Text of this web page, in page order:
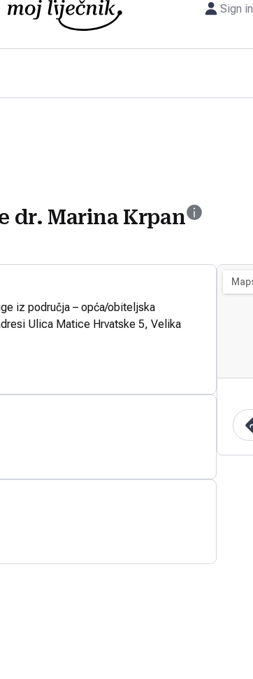
Sign in
dr. Marina Krpan
iz područja – opća/obiteljska
Ulica Matice Hrvatske 5, Velika